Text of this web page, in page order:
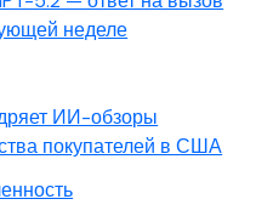
неделе
ИИ-обзоры
покупателей в США